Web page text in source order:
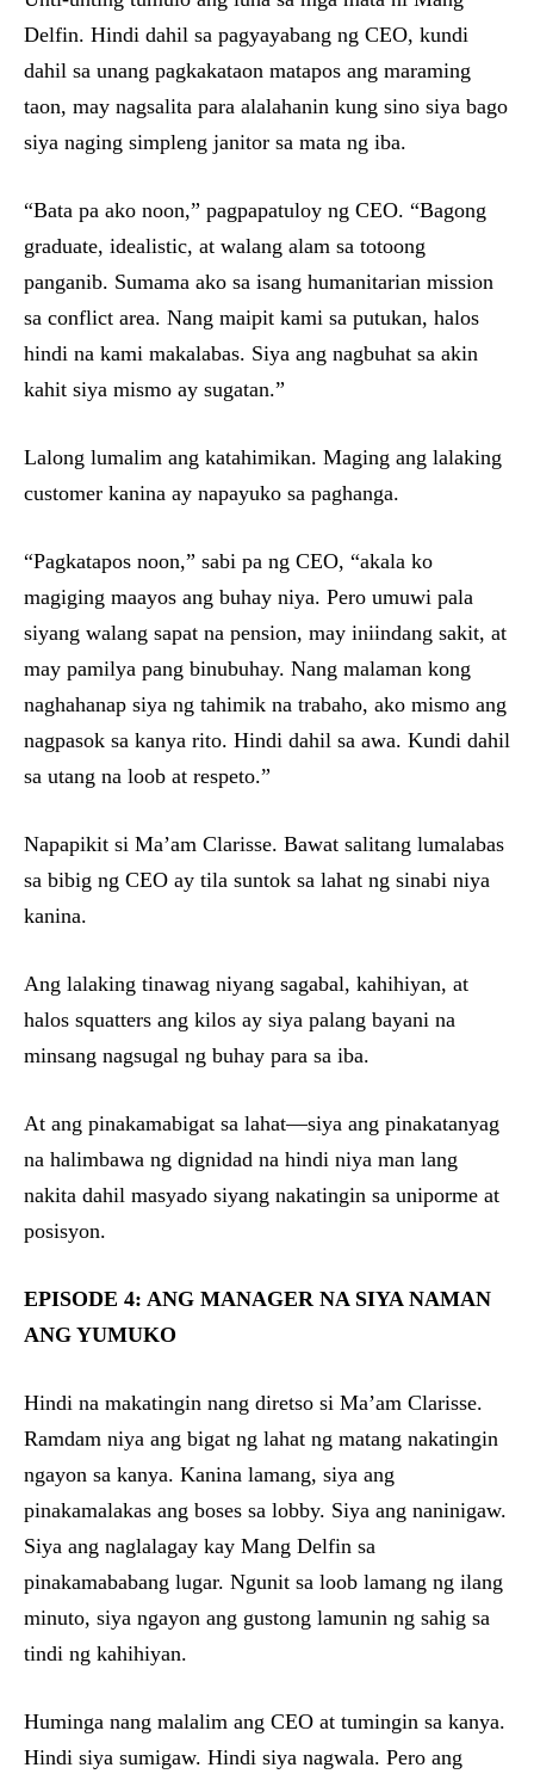
Delfin. Hindi dahil sa pagyayabang ng CEO, kundi
dahil sa unang pagkakataon matapos ang maraming
taon, may nagsalita para alalahanin kung sino siya bago
siya naging simpleng janitor sa mata ng iba.
“Bata pa ako noon,” pagpapatuloy ng CEO. “Bagong
graduate, idealistic, at walang alam sa totoong
panganib. Sumama ako sa isang humanitarian mission
sa conflict area. Nang maipit kami sa putukan, halos
hindi na kami makalabas. Siya ang nagbuhat sa akin
kahit siya mismo ay sugatan.”
Lalong lumalim ang katahimikan. Maging ang lalaking
customer kanina ay napayuko sa paghanga.
“Pagkatapos noon,” sabi pa ng CEO, “akala ko
magiging maayos ang buhay niya. Pero umuwi pala
siyang walang sapat na pension, may iniindang sakit, at
may pamilya pang binubuhay. Nang malaman kong
naghahanap siya ng tahimik na trabaho, ako mismo ang
nagpasok sa kanya rito. Hindi dahil sa awa. Kundi dahil
sa utang na loob at respeto.”
Napapikit si Ma’am Clarisse. Bawat salitang lumalabas
sa bibig ng CEO ay tila suntok sa lahat ng sinabi niya
kanina.
Ang lalaking tinawag niyang sagabal, kahihiyan, at
halos squatters ang kilos ay siya palang bayani na
minsang nagsugal ng buhay para sa iba.
At ang pinakamabigat sa lahat—siya ang pinakatanyag
na halimbawa ng dignidad na hindi niya man lang
nakita dahil masyado siyang nakatingin sa uniporme at
posisyon.
EPISODE 4: ANG MANAGER NA SIYA NAMAN
ANG YUMUKO
Hindi na makatingin nang diretso si Ma’am Clarisse.
Ramdam niya ang bigat ng lahat ng matang nakatingin
ngayon sa kanya. Kanina lamang, siya ang
pinakamalakas ang boses sa lobby. Siya ang naninigaw.
Siya ang naglalagay kay Mang Delfin sa
pinakamababang lugar. Ngunit sa loob lamang ng ilang
minuto, siya ngayon ang gustong lamunin ng sahig sa
tindi ng kahihiyan.
Huminga nang malalim ang CEO at tumingin sa kanya.
Hindi siya sumigaw. Hindi siya nagwala. Pero ang